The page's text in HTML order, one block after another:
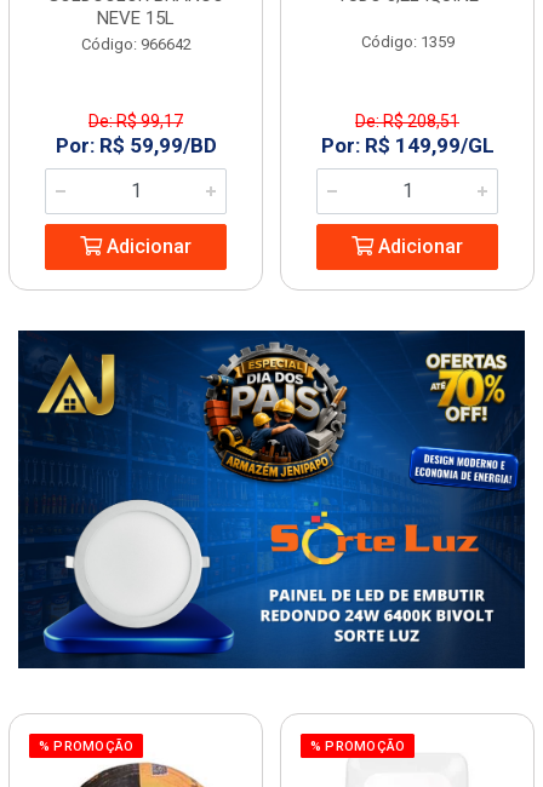
NEVE 15L
Código: 966642
De: R$ 99,17
Por: R$ 59,99/BD
Adicionar
Código: 1359
De: R$ 208,51
Por: R$ 149,99/GL
Adicionar
% PROMOÇÃO % PROMOÇÃO